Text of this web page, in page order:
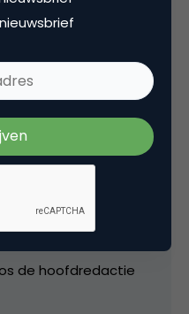
Broek
bijMarketingfacts
ik freelance
/ hoofdredacteur bij
Saatchi&Saatchi;/Leo
de hoofdredactie